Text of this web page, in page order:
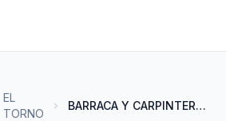
EL
TORNO
BARRACA Y CARPINTERIA LA PALIZ...